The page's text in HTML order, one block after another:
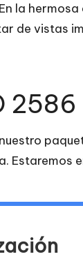
la
de vistas
2586
Estaremos